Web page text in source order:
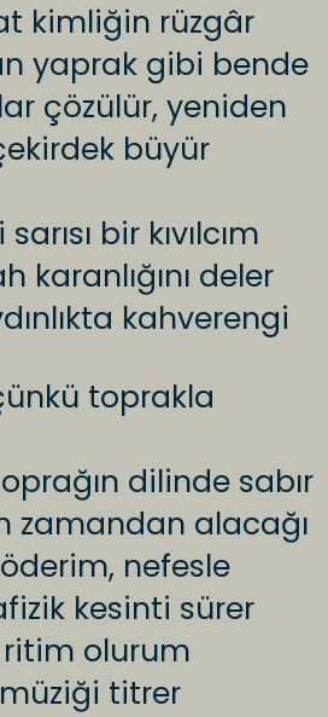
kimliğin rüzgâr
yaprak gibi bende
çözülür, yeniden
büyür
bir kıvılcım
karanlığını deler
kahverengi
toprakla
dilinde sabır
zamandan alacağı
nefesle
kesinti sürer
olurum
titrer